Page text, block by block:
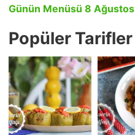
Günün Menüsü 8 Ağustos
Popüler Tarifler